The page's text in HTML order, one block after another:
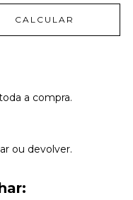
CALCULAR
a compra.
ou devolver.